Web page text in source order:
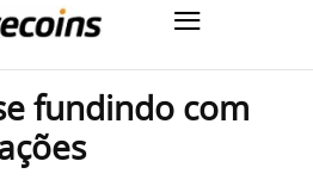
fundindo com